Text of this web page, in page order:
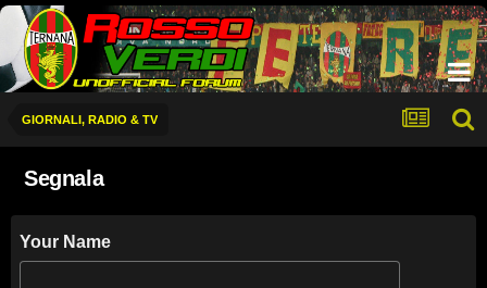
GIORNALI, RADIO & TV
Segnala
Your Name